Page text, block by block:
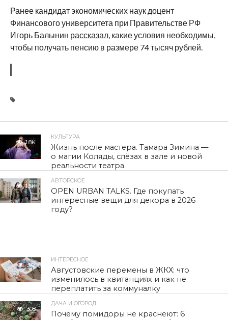
Ранее кандидат экономических наук доцент
Финансового университета при Правительстве РФ
Игорь Балынин рассказал, какие условия необходимы,
чтобы получать пенсию в размере 74 тысяч рублей.
1.8K
КУЛЬТУРА
Жизнь после мастера. Тамара Зимина —
о магии Коляды, слёзах в зале и новой
реальности театра
1.5K
АВТОРСКОЕ
OPEN URBAN TALKS. Где покупать
интересные вещи для декора в 2026
году?
317
ИНТЕРЕСНОЕ
Августовские перемены в ЖКХ: что
изменилось в квитанциях и как не
переплатить за коммуналку
308
ДАЧА И ОГОРОД
Почему помидоры не краснеют: 6